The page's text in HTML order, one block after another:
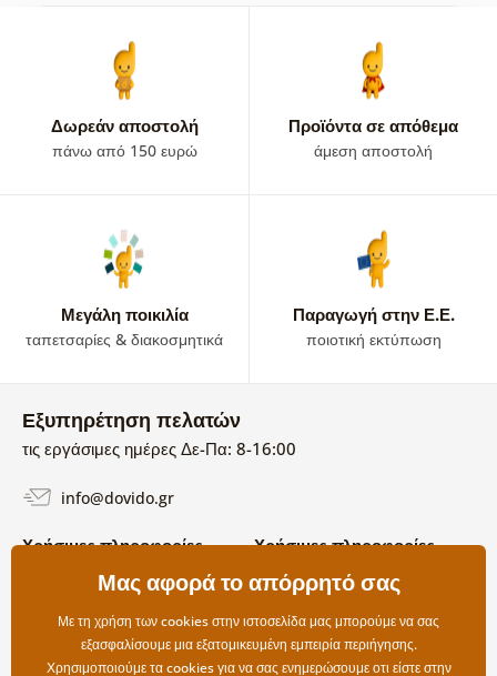
Δωρεάν αποστολή
πάνω από 150 ευρώ
Προϊόντα σε απόθεμα
άμεση αποστολή
Μεγάλη ποικιλία
ταπετσαρίες & διακοσμητικά
Παραγωγή στην Ε.Ε.
ποιοτική εκτύπωση
Εξυπηρέτηση πελατών
τις εργάσιμες ημέρες Δε-Πα: 8-16:00
info@dovido.gr
Χρήσιμες πληροφορίες
Όροι χρήσης και επιστροφών
Επιλογές αποστολής και
πληρωμής
Χρήσιμες πληροφορίες
Σχετικά με εμάς
Συχνές Ερωτήσεις
Επικοινωνία
Μας αφορά το απόρρητό σας
Με τη χρήση των cookies στην ιστοσελίδα μας μπορούμε να σας
εξασφαλίσουμε μια εξατομικευμένη εμπειρία περιήγησης.
Χρησιμοποιούμε τα cookies για να σας ενημερώσουμε οτι είστε στην